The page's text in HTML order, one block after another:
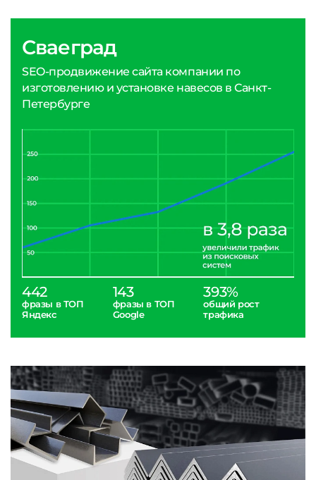
Сваеград
SEO-продвижение сайта компании по
изготовлению и установке навесов в Санкт-
Петербурге
442
фразы в ТОП
Яндекс
143
фразы в ТОП
Google
393%
общий рост
трафика